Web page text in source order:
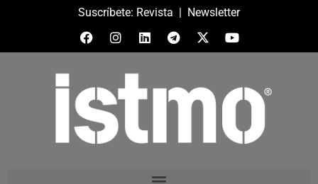
Suscríbete: Revista | Newsletter